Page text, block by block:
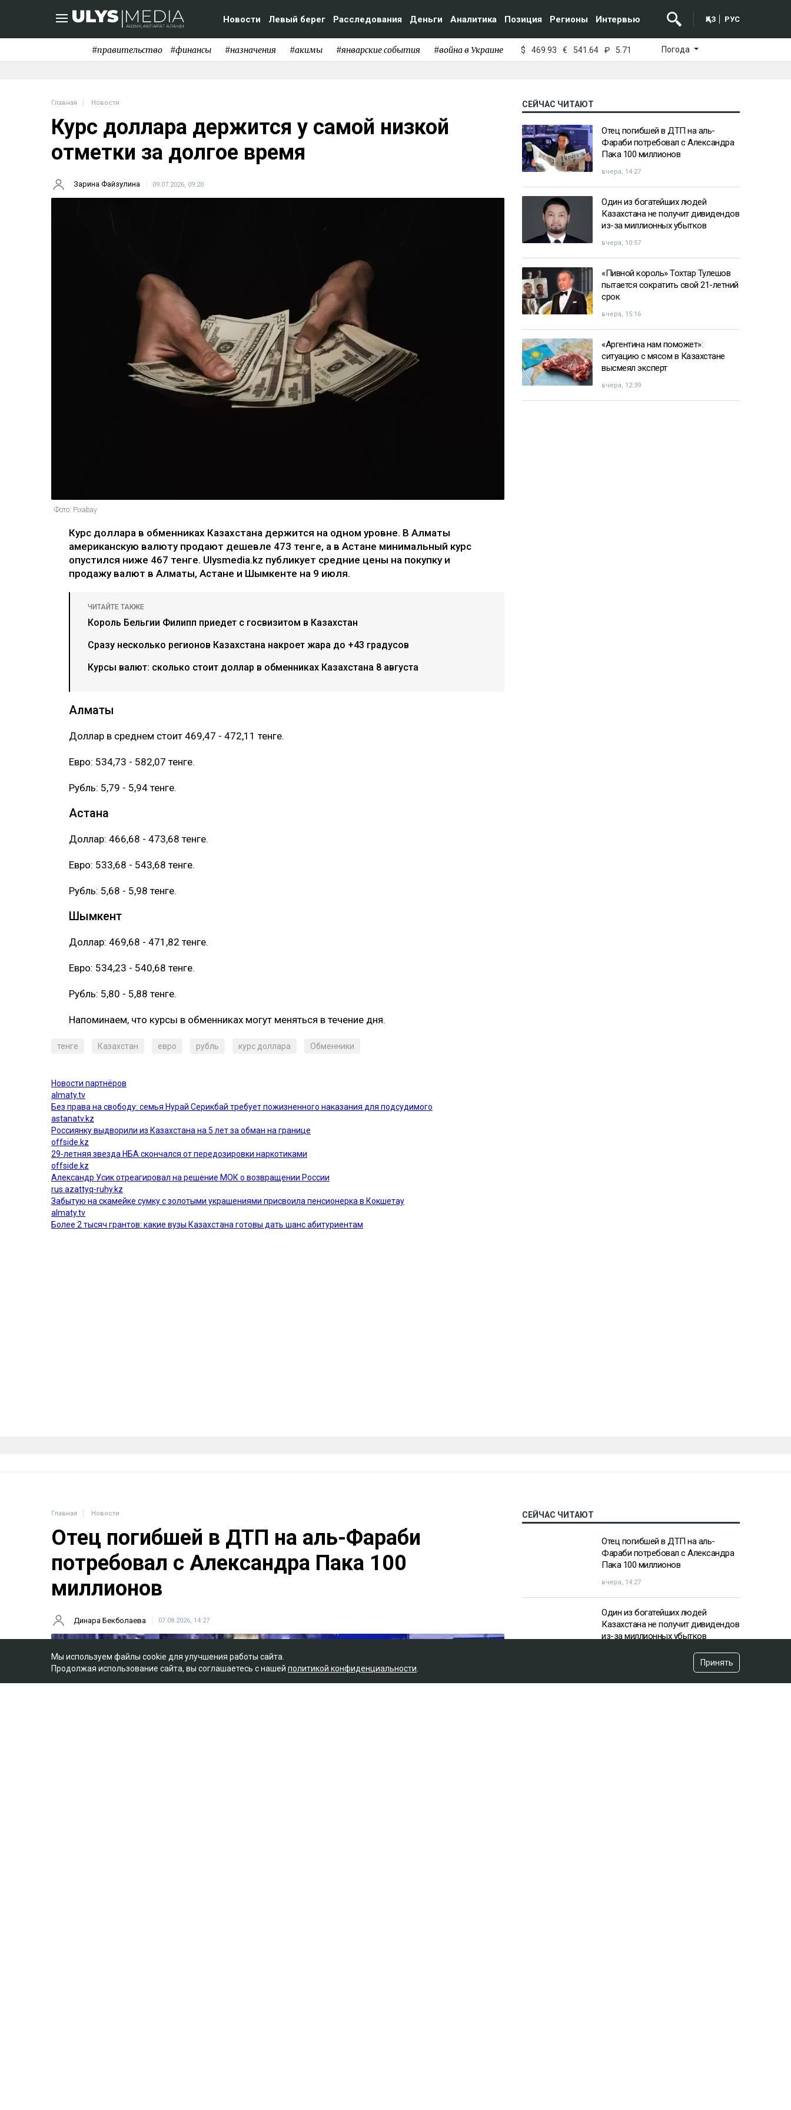
Новости Левый берег Расследования Деньги Аналитика Позиция Регионы Интервью ҚАЗ РУС
#правительство #финансы #назначения #акимы #январские события #война в Украине $ 469.93 € 541.64 ₽ 5.71 Погода
Главная Новости
Курс доллара держится у самой низкой
отметки за долгое время
Зарина Файзулина 09.07.2026, 09:20
Фото: Pixabay
Курс доллара в обменниках Казахстана держится на одном уровне. В Алматы
американскую валюту продают дешевле 473 тенге, а в Астане минимальный курс
опустился ниже 467 тенге. Ulysmedia.kz публикует средние цены на покупку и
продажу валют в Алматы, Астане и Шымкенте на 9 июля.
ЧИТАЙТЕ ТАКЖЕ
Король Бельгии Филипп приедет с госвизитом в Казахстан
Сразу несколько регионов Казахстана накроет жара до +43 градусов
Курсы валют: сколько стоит доллар в обменниках Казахстана 8 августа
Алматы
Доллар в среднем стоит 469,47 - 472,11 тенге.
Евро: 534,73 - 582,07 тенге.
Рубль: 5,79 - 5,94 тенге.
Астана
Доллар: 466,68 - 473,68 тенге.
Евро: 533,68 - 543,68 тенге.
Рубль: 5,68 - 5,98 тенге.
Шымкент
Доллар: 469,68 - 471,82 тенге.
Евро: 534,23 - 540,68 тенге.
Рубль: 5,80 - 5,88 тенге.
Напоминаем, что курсы в обменниках могут меняться в течение дня.
тенге Казахстан евро рубль курс доллара Обменники
СЕЙЧАС ЧИТАЮТ
Отец погибшей в ДТП на аль-
Фараби потребовал с Александра
Пака 100 миллионов
вчера, 14:27
Один из богатейших людей
Казахстана не получит дивидендов
из-за миллионных убытков
вчера, 10:57
«Пивной король» Тохтар Тулешов
пытается сократить свой 21-летний
срок
вчера, 15:16
«Аргентина нам поможет»:
ситуацию с мясом в Казахстане
высмеял эксперт
вчера, 12:39
Главная Новости
Отец погибшей в ДТП на аль-Фараби
потребовал с Александра Пака 100
миллионов
Динара Бекболаева 07.08.2026, 14:27
СЕЙЧАС ЧИТАЮТ
Отец погибшей в ДТП на аль-
Фараби потребовал с Александра
Пака 100 миллионов
вчера, 14:27
Один из богатейших людей
Казахстана не получит дивидендов
из-за миллионных убытков
«Пивной король» Тохтар Тулешов
Мы используем файлы cookie для улучшения работы сайта.
Продолжая использование сайта, вы соглашаетесь с нашей политикой конфиденциальности
Принять